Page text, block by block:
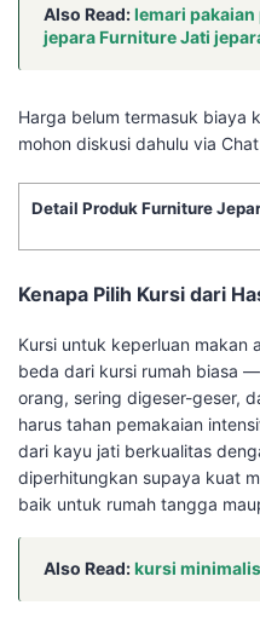
Also Read:lemari pakaian
jepara Furniture Jati
Harga belum termasuk biaya
mohon diskusi dahulu via Chat
Detail Produk Furniture
Kenapa Pilih Kursi dari
Kursi untuk keperluan makan
beda dari kursi rumah biasa
orang, sering digeser-geser,
harus tahan pemakaian
dari kayu jati berkualitas
diperhitungkan supaya kuat
baik untuk rumah tangga
Also Read:kursi